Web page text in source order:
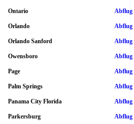
Ontario Abflug
Orlando Abflug
Orlando Sanford Abflug
Owensboro Abflug
Page Abflug
Palm Springs Abflug
Panama City Florida Abflug
Parkersburg Abflug